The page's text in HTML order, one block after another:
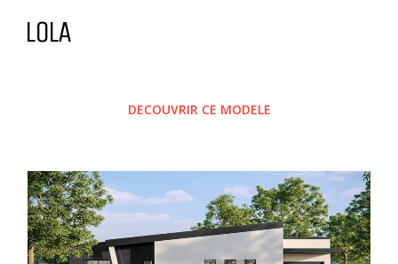
LOLA
DECOUVRIR CE MODELE